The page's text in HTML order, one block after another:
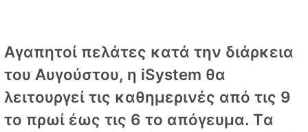
Αγαπητοί πελάτες κατά την διάρκεια
του Αυγούστου, η iSystem θα
λειτουργεί τις καθημερινές από τις 9
το πρωί έως τις 6 το απόγευμα. Tα